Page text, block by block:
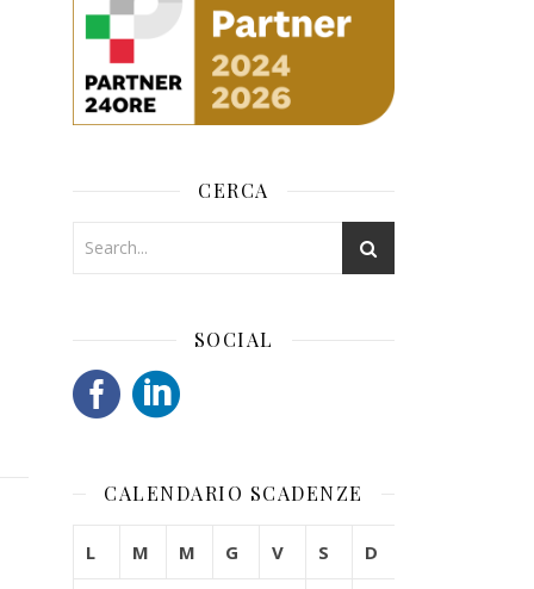
CERCA
SOCIAL
CALENDARIO SCADENZE
L M M G V S D